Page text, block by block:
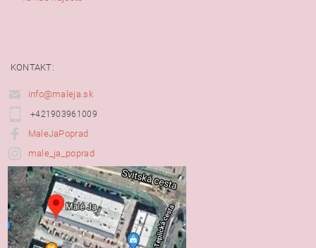
KONTAKT:
info@maleja.sk
+421903961009
MaleJaPoprad
male_ja_poprad